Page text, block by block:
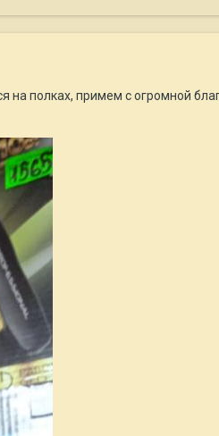
полках, примем с огромной